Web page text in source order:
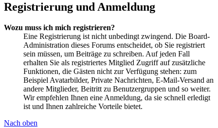
Registrierung und Anmeldung
Wozu muss ich mich registrieren?
Eine Registrierung ist nicht unbedingt zwingend. Die Board-
Administration dieses Forums entscheidet, ob Sie registriert
sein müssen, um Beiträge zu schreiben. Auf jeden Fall
erhalten Sie als registriertes Mitglied Zugriff auf zusätzliche
Funktionen, die Gästen nicht zur Verfügung stehen: zum
Beispiel Avatarbilder, Private Nachrichten, E-Mail-Versand an
andere Mitglieder, Beitritt zu Benutzergruppen und so weiter.
Wir empfehlen Ihnen eine Anmeldung, da sie schnell erledigt
ist und Ihnen zahlreiche Vorteile bietet.
Nach oben